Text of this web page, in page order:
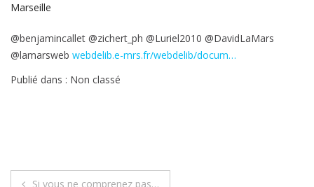
Marseille
@benjamincallet @zichert_ph @Luriel2010 @DavidLaMars
@lamarsweb webdelib.e-mrs.fr/webdelib/docum…
Publié dans : Non classé
Si vous ne comprenez pas…